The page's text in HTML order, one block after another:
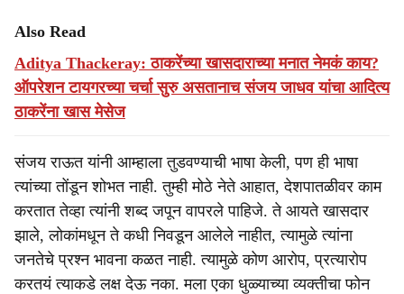
Also Read
Aditya Thackeray: ठाकरेंच्या खासदाराच्या मनात नेमकं काय?
ऑपरेशन टायगरच्या चर्चा सुरु असतानाच संजय जाधव यांचा आदित्य
ठाकरेंना खास मेसेज
संजय राऊत यांनी आम्हाला तुडवण्याची भाषा केली, पण ही भाषा
त्यांच्या तोंडून शोभत नाही. तुम्ही मोठे नेते आहात, देशपातळीवर काम
करतात तेव्हा त्यांनी शब्द जपून वापरले पाहिजे. ते आयते खासदार
झाले, लोकांमधून ते कधी निवडून आलेले नाहीत, त्यामुळे त्यांना
जनतेचे प्रश्न भावना कळत नाही. त्यामुळे कोण आरोप, प्रत्यारोप
करतयं त्याकडे लक्ष देऊ नका. मला एका धुळ्याच्या व्यक्तीचा फोन